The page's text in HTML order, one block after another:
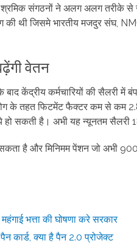
श्रमिक संगठनों ने अलग अलग तरीके
थी जिसमे भारतीय मजदुर संघ,
वेतन
केंद्रीय कर्मचारियों की सैलरी में
के तहत फिटमेंट फैक्टर कम से कम
हो सकती है। अभी यह न्यूनतम
है और मिनिमम पेंशन जो अभी
भत्ता की घोषणा करे सरकार
कार्ड, क्या है पैन 2.0 प्रोजेक्ट